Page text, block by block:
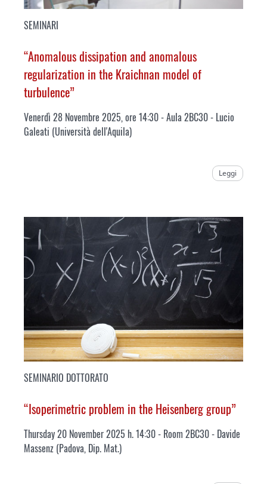
SEMINARI
“Anomalous dissipation and anomalous
regularization in the Kraichnan model of
turbulence”
Venerdì 28 Novembre 2025, ore 14:30 - Aula 2BC30 - Lucio
Galeati (Università dell'Aquila)
Leggi
SEMINARIO DOTTORATO
“Isoperimetric problem in the Heisenberg group”
Thursday 20 November 2025 h. 14:30 - Room 2BC30- Davide
Massenz (Padova, Dip. Mat.)